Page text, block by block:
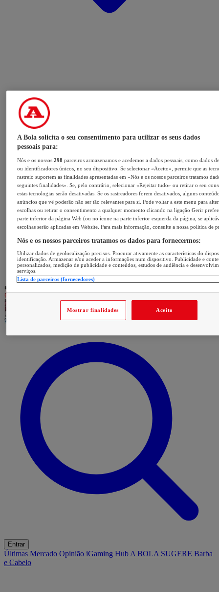
Entrar
Últimas Mercado Opinião iGaming Hub A BOLA SUGERE Barba
e Cabelo
A Bola solicita o seu consentimento para utilizar os seus dados
pessoais para:
Nós e os nossos298 parceiros armazenamos e acedemos a dados pessoais, como dados
ou identificadores únicos, no seu dispositivo. Se selecionar «Aceito», permite que as
rastreio suportem as finalidades apresentadas em «Nós e os nossos parceiros tratamos
seguintes finalidades». Se, pelo contrário, selecionar «Rejeitar tudo» ou retirar o seu
estas tecnologias serão desativadas. Se os rastreadores forem desativados, alguns
anúncios que vê poderão não ser tão relevantes para si. Pode voltar a este menu para
escolhas ou retirar o consentimento a qualquer momento clicando na ligação Gerir
parte inferior da página Web (ou no ícone na parte inferior esquerda da página, se
escolhas serão aplicadas em Website. Para mais informação, consulte a nossa política de
Nós e os nossos parceiros tratamos os dados para fornecermos:
Utilizar dados de geolocalização precisos. Procurar ativamente as características do
identificação. Armazenar e/ou aceder a informações num dispositivo. Publicidade e
personalizados, medição de publicidade e conteúdos, estudos de audiência e
serviços.
Lista de parceiros (fornecedores)
Mostrar finalidades Aceito